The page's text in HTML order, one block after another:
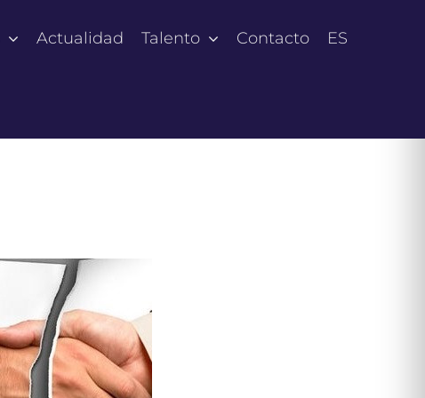
Actualidad Talento Contacto ES